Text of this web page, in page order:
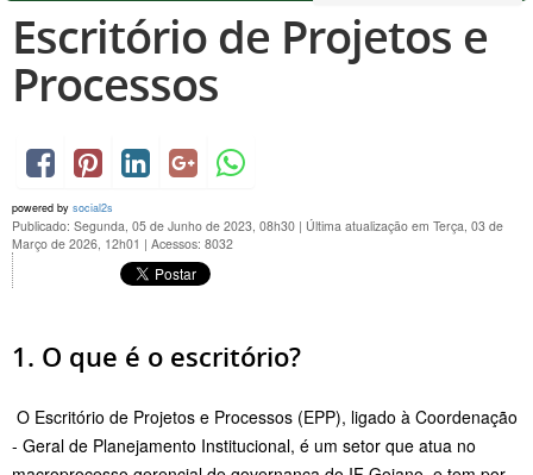
Escritório de Projetos e
Processos
powered by social2s
Publicado: Segunda, 05 de Junho de 2023, 08h30 | Última atualização em Terça, 03 de
Março de 2026, 12h01 | Acessos: 8032
1. O que é o escritório?
O Escritório de Projetos e Processos (EPP), ligado à Coordenação
- Geral de Planejamento Institucional, é um setor que atua no